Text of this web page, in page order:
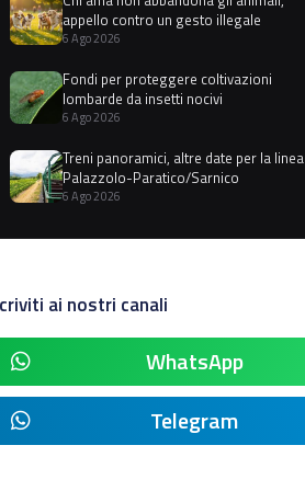
appello contro un gesto illegale
6 Ago 2026
Fondi per proteggere coltivazioni
lombarde da insetti nocivi
6 Ago 2026
Treni panoramici, altre date per la linea
Palazzolo-Paratico/Sarnico
6 Ago 2026
ai nostri canali
WhatsApp
Telegram